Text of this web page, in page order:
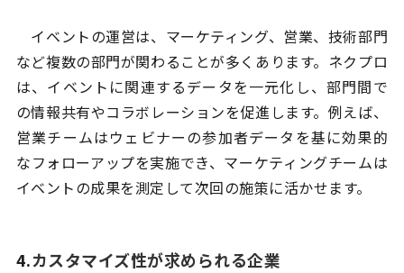
イベントの運営は、マーケティング、営業、技術部門
など複数の部門が関わることが多くあります。ネクプロ
は、イベントに関連するデータを一元化し、部門間で
の情報共有やコラボレーションを促進します。例えば、
営業チームはウェビナーの参加者データを基に効果的
なフォローアップを実施でき、マーケティングチームは
イベントの成果を測定して次回の施策に活かせます。
4.カスタマイズ性が求められる企業